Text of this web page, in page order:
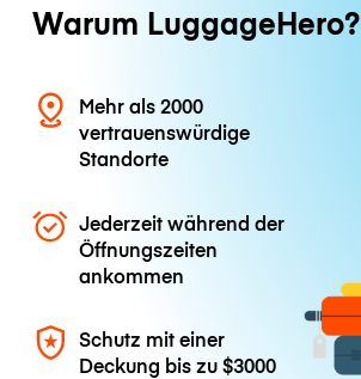
Warum LuggageHero?
Mehr als 2000
vertrauenswürdige
Standorte
Jederzeit während der
Öffnungszeiten
ankommen
Schutz mit einer
Deckung bis zu$3000